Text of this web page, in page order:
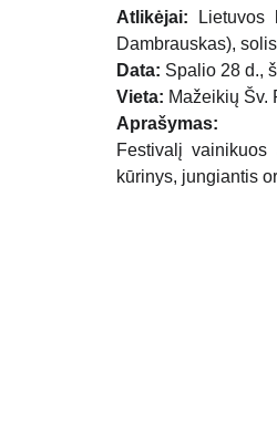
Atlikėjai: Lietuvos
Dambrauskas),
Data: Spalio 28 d.,
Vieta: Mažeikių Šv.
Aprašymas:
Festivalį vainikuos
kūrinys, jungiantis